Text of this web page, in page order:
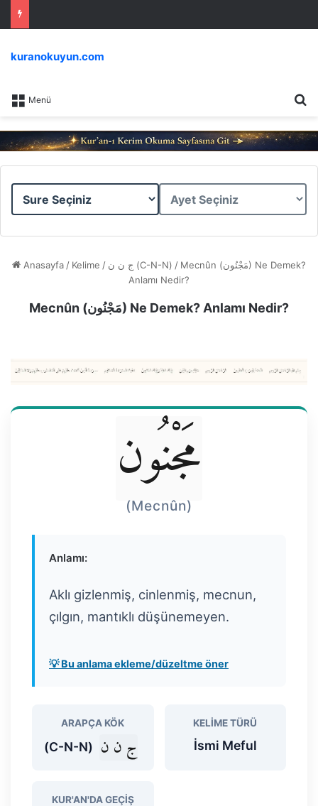
Menü
kuranokuyun.com
Sure
Ayet
Anasayfa / Kelime / ج ن ن (C-N-N) / Mecnûn (مَجْنُون) Ne Demek?
Anlamı Nedir?
Mecnûn (مَجْنُون) Ne Demek? Anlamı Nedir?
مَجْنُون
(Mecnûn)
Anlamı:
Aklı gizlenmiş, cinlenmiş, mecnun,
çılgın, mantıklı düşünemeyen.
💡 Bu anlama ekleme/düzeltme öner
ARAPÇA KÖK
ج ن ن (C-N-N)
KELIME TÜRÜ
İsmi Meful
KUR'AN'DA GEÇIŞ